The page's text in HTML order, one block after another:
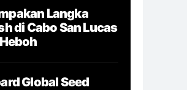
Langka
di Cabo San Lucas
Global Seed